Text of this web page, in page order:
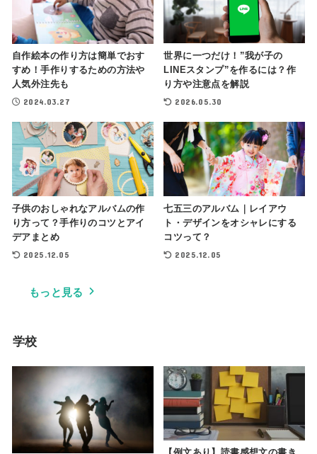
自作絵本の作り方は簡単でおす
すめ！手作りするための方法や
人気外注先も
2024.03.27
世界に一つだけ！”我が子の
LINEスタンプ”を作るには？作
り方や注意点を解説
2026.05.30
子供のおしゃれなアルバムの作
り方って？手作りのコツとアイ
デアまとめ
2025.12.05
七五三のアルバム｜レイアウ
ト・デザインをオシャレにする
コツって？
2025.12.05
もっと見る
学校